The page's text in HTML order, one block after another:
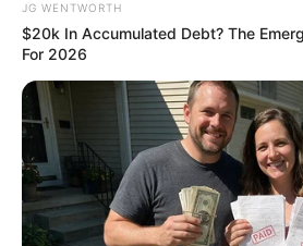
A Museum To Rihanna's Glory
Opened
BRAINBERRIES
The Insane True Stories Behind
Films
JG WENTWORTH
$20k In Accumulated Debt? The
For 2026